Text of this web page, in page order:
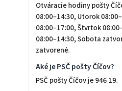
Otváracie hodiny pošty
08:00–14:30, Utorok
08:00–17:00, Štvrtok
08:00–14:30, Sobota
zatvorené.
Aké je PSČ pošty Číčov?
PSČ pošty Číčov je 946 19.